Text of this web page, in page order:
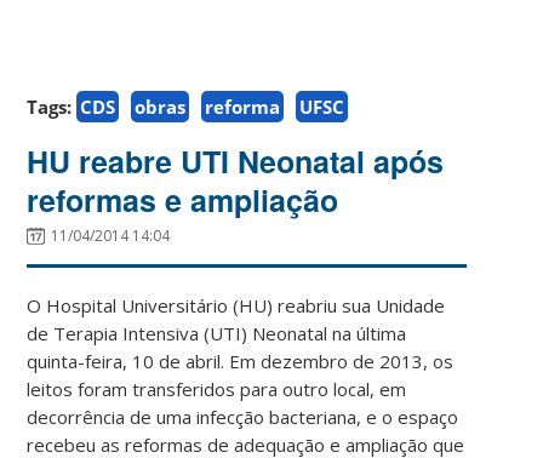
Tags: CDS obras reforma UFSC
HU reabre UTI Neonatal após
reformas e ampliação
11/04/2014 14:04
O Hospital Universitário (HU) reabriu sua Unidade
de Terapia Intensiva (UTI) Neonatal na última
quinta-feira, 10 de abril. Em dezembro de 2013, os
leitos foram transferidos para outro local, em
decorrência de uma infecção bacteriana, e o espaço
recebeu as reformas de adequação e ampliação que